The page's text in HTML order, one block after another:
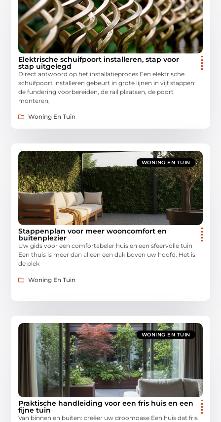
Elektrische schuifpoort installeren, stap voor
stap uitgelegd
Direct antwoord op het installatieproces Een elektrische
schuifpoort installeren gebeurt in grote lijnen in vijf stappen:
de fundering voorbereiden, de rail plaatsen, de poort
monteren,
Woning En Tuin
WONING EN TUIN
Stappenplan voor meer wooncomfort en
buitenplezier
Uw gids voor een comfortabeler huis en een sfeervolle tuin
Een thuis is meer dan alleen een dak boven uw hoofd. Het is
de plek
Woning En Tuin
WONING EN TUIN
Praktische handleiding voor een fris huis en een
fijne tuin
Van binnen en buiten: creëer uw droomoase Een huis dat fris